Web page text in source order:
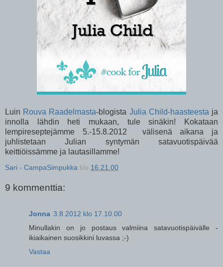
Luin Rouva Raadelmasta-blogista Julia Child-haasteesta ja
innolla lähdin heti mukaan, tule sinäkin! Kokataan
lempireseptejämme 5.-15.8.2012 välisenä aikana ja
juhlistetaan Julian syntymän satavuotispäivää
keittiöissämme ja lautasillamme!
Sari - CampaSimpukka klo 16.21.00
9 kommenttia:
Jonna 3.8.2012 klo 17.10.00
Minullakin on jo postaus valmiina satavuotispäivälle -
ikiaikainen suosikkini luvassa ;-)
Vastaa